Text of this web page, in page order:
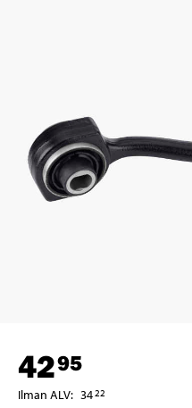
4295
Ilman ALV: 3422